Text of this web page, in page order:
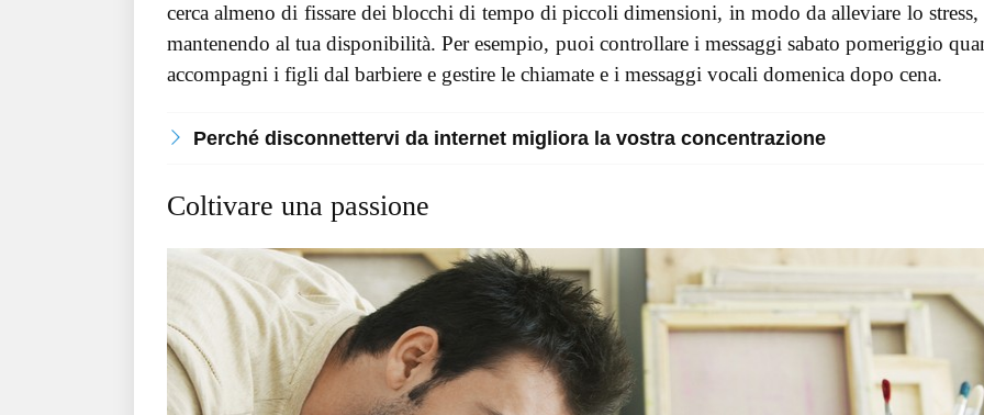
cerca almeno di fissare dei blocchi di tempo di piccoli dimensioni, in modo da alleviare lo stress,
mantenendo al tua disponibilità. Per esempio, puoi controllare i messaggi sabato pomeriggio
accompagni i figli dal barbiere e gestire le chiamate e i messaggi vocali domenica dopo cena.
Perché disconnettervi da internet migliora la vostra concentrazione
Coltivare una passione